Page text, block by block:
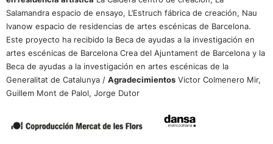
Salamandra espacio de ensayo, L’Estruch fábrica de creación, Nau
Ivanow espacio de residencias de artes escénicas de Barcelona.
Este proyecto ha recibido la Beca de ayudas a la investigación en
artes escénicas de Barcelona Crea del Ajuntament de Barcelona y la
Beca de ayudas a la investigación en artes escénicas de la
Generalitat de Catalunya / Agradecimientos Victor Colmenero Mir,
Guillem Mont de Palol, Jorge Dutor